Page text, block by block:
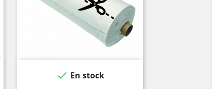
 En stock